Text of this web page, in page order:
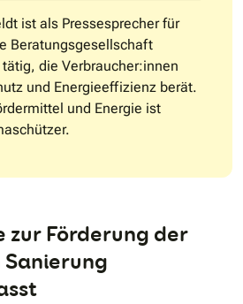
ist als Pressesprecher für
Beratungsgesellschaft
tätig, die Verbraucher:innen
und Energieeffizienz berät.
und Energie ist
zur Förderung der